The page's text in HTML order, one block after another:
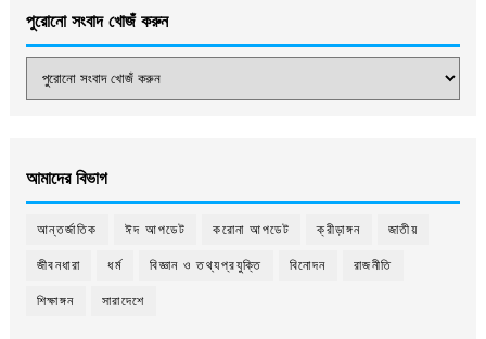
পুরোনো সংবাদ খোজঁ করুন
আমাদের বিভাগ
আন্তর্জাতিক ঈদ আপডেট করোনা আপডেট ক্রীড়াঙ্গন জাতীয়
জীবনধারা ধর্ম বিজ্ঞান ও তথ্যপ্রযুক্তি বিনোদন রাজনীতি
শিক্ষাঙ্গন সারাদেশে